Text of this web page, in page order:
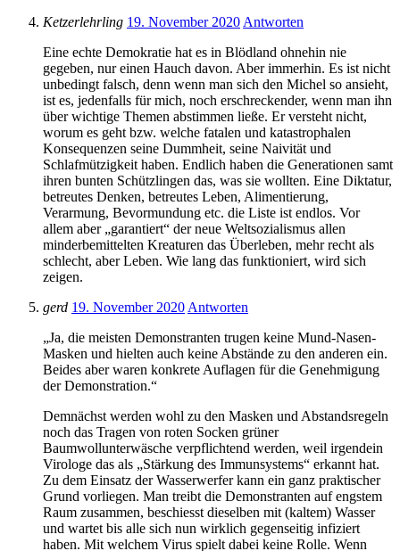
Ketzerlehrling 19. November 2020 Antworten
Eine echte Demokratie hat es in Blödland ohnehin nie
gegeben, nur einen Hauch davon. Aber immerhin. Es ist nicht
unbedingt falsch, denn wenn man sich den Michel so ansieht,
ist es, jedenfalls für mich, noch erschreckender, wenn man ihn
über wichtige Themen abstimmen ließe. Er versteht nicht,
worum es geht bzw. welche fatalen und katastrophalen
Konsequenzen seine Dummheit, seine Naivität und
Schlafmützigkeit haben. Endlich haben die Generationen samt
ihren bunten Schützlingen das, was sie wollten. Eine Diktatur,
betreutes Denken, betreutes Leben, Alimentierung,
Verarmung, Bevormundung etc. die Liste ist endlos. Vor
allem aber „garantiert“ der neue Weltsozialismus allen
minderbemittelten Kreaturen das Überleben, mehr recht als
schlecht, aber Leben. Wie lang das funktioniert, wird sich
zeigen.
gerd 19. November 2020 Antworten
„Ja, die meisten Demonstranten trugen keine Mund-Nasen-
Masken und hielten auch keine Abstände zu den anderen ein.
Beides aber waren konkrete Auflagen für die Genehmigung
der Demonstration.“
Demnächst werden wohl zu den Masken und Abstandsregeln
noch das Tragen von roten Socken grüner
Baumwollunterwäsche verpflichtend werden, weil irgendein
Virologe das als „Stärkung des Immunsystems“ erkannt hat.
Zu dem Einsatz der Wasserwerfer kann ein ganz praktischer
Grund vorliegen. Man treibt die Demonstranten auf engstem
Raum zusammen, beschiesst dieselben mit (kaltem) Wasser
und wartet bis alle sich nun wirklich gegenseitig infiziert
haben. Mit welchem Virus spielt dabei keine Rolle. Wenn